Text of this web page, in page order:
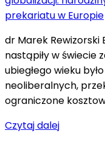
dr Marek
nastąpiły w świecie
ubiegłego wieku
neoliberalnych,
ograniczone
Czytaj dalej